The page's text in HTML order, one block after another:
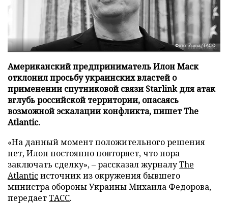
Фото: Zuma/ТАСС
Американский предприниматель Илон Маск
отклонил просьбу украинских властей о
применении спутниковой связи Starlink для атак
вглубь российской территории, опасаясь
возможной эскалации конфликта, пишет The
Atlantic.
«На данный момент положительного решения
нет, Илон постоянно повторяет, что пора
заключать сделку», – рассказал журналуThe
Atlanticисточник из окружения бывшего
министра обороны Украины Михаила Федорова,
передаетТАСС.